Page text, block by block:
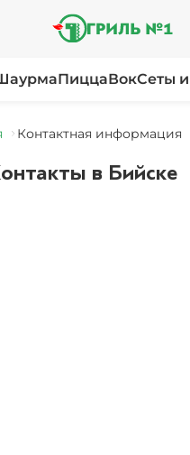
ПиццаВокСеты
Контактная информация
в Бийске